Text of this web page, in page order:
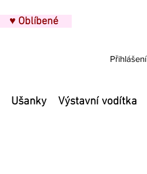
♥ Oblíbené
Přihlášení
Ušanky Výstavní vodítka